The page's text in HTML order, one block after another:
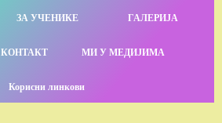
ЗА УЧЕНИКЕ ГАЛЕРИЈА
КОНТАКТ МИ У МЕДИЈИМА
Корисни линкови